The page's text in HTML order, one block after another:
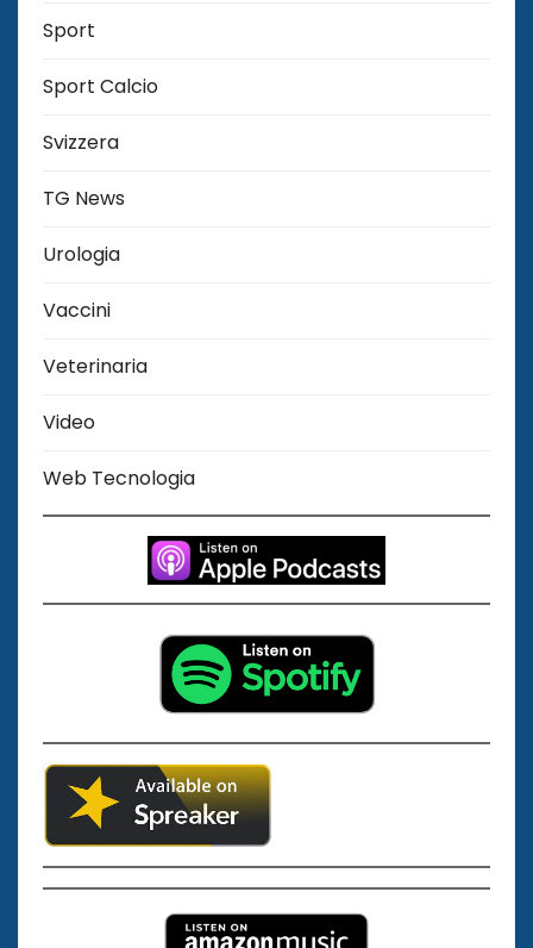
Sport
Sport Calcio
Svizzera
TG News
Urologia
Vaccini
Veterinaria
Video
Web Tecnologia